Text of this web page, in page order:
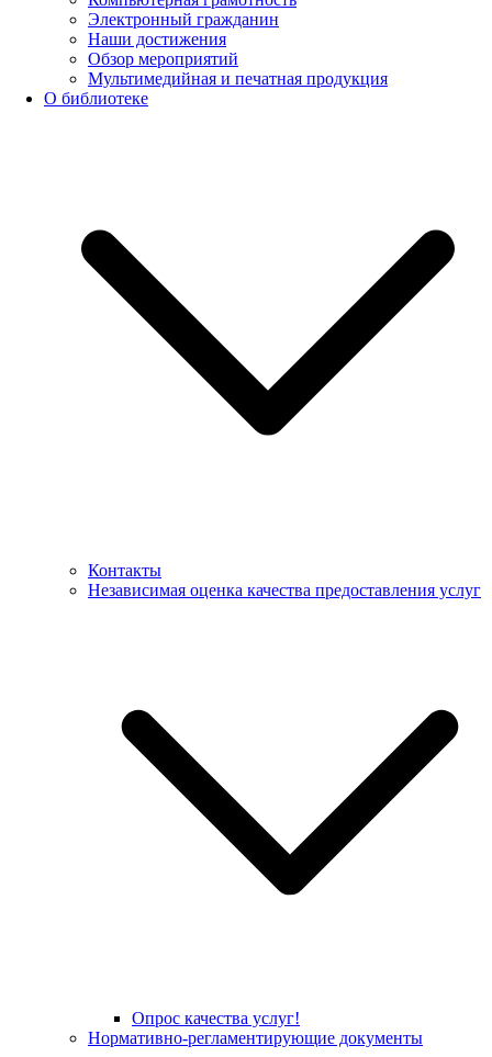
Электронный гражданин
Наши достижения
Обзор мероприятий
Мультимедийная и печатная продукция
О библиотеке
Контакты
Независимая оценка качества предоставления услуг
Опрос качества услуг!
Нормативно-регламентирующие документы